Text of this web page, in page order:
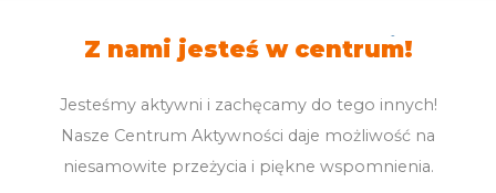
Z nami jesteś w centrum!
Jesteśmy aktywni i zachęcamy do tego innych!
Nasze Centrum Aktywności daje możliwość na
niesamowite przeżycia i piękne wspomnienia.